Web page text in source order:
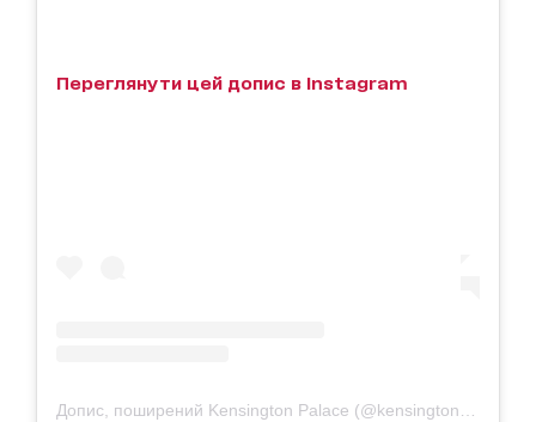
Переглянути цей допис в Instagram